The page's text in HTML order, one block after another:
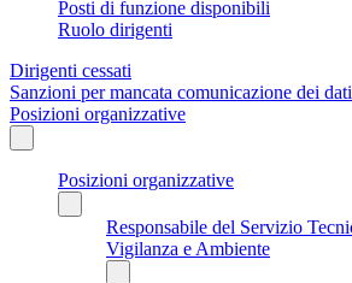
Posti di funzione disponibili
Ruolo dirigenti
Dirigenti cessati
Sanzioni per mancata comunicazione dei dati
Posizioni organizzative
Posizioni organizzative
Responsabile del Servizio
Vigilanza e Ambiente